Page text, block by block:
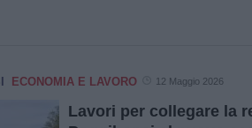
ECONOMIA E LAVORO 12 Maggio 2026
Lavori per collegare la